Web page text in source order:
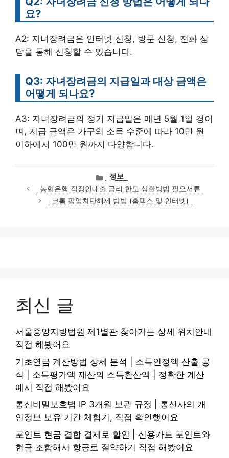
요?
A2: 자녀장려금은 인터넷 신청, 방문 신청, 전화 상
담을 통해 신청할 수 있습니다.
Q3: 자녀장려금의 지급일과 대상 금액은
어떻게 되나요?
A3: 자녀장려금의 정기 지급일은 매년 5월 1일 경이
며, 지급 금액은 가구의 소득 수준에 따라 10만 원
이하에서 100만 원까지 다양합니다.
카
테
고
리
정보
농협은행 직장인대출 금리 한도 상환방법 필요서류
크롬 팝업차단해제 방법 (홈택스 및 인터넷)
최신 글
서울중앙지방법원 제1별관 찾아가는 상세 위치안내
직접 해봤어요
기초연금 계산방법 상세 분석 | 소득인정액 산출 공
식 | 소득평가액 재산의 소득환산액 | 정확한 계산
예시 직접 해봤어요
통신비밀보호법 IP 3개월 보관 규정 | 통신사의 개
인정보 보유 기간 체험기, 직접 확인했어요
포인트 현금 결합 결제로 할인 | 신용카드 포인트와
현금 조합해서 항공료 절약하기 직접 해봤어요